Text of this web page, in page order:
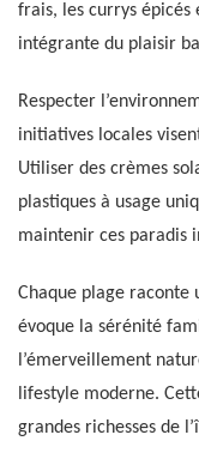
frais, les currys
intégrante du plaisir
Respecter
initiatives locales
Utiliser des crèmes
plastiques à usage
maintenir ces paradis
Chaque plage raconte
évoque la sérénité
l’émerveillement
lifestyle moderne.
grandes richesses de